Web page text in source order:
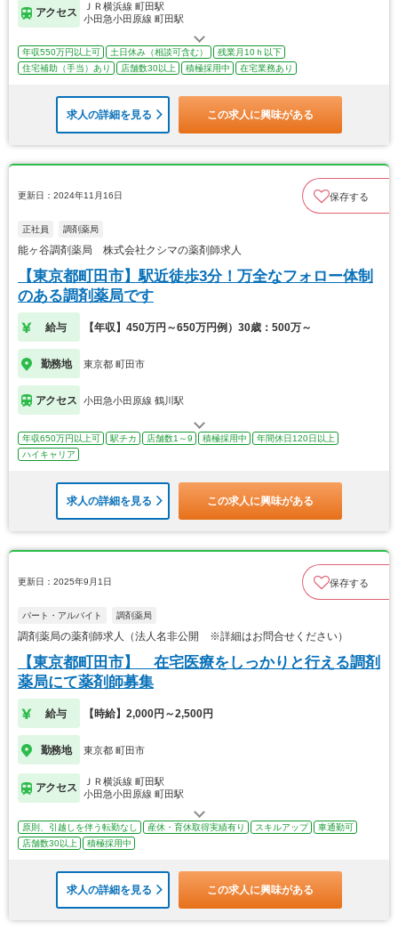
アクセス
ＪＲ横浜線 町田駅
小田急小田原線 町田駅
年収550万円以上可 土日休み（相談可含む）
残業月10ｈ以下
住宅補助（手当）あり
店舗数30以上 積極採用中 在宅業務あり
求人の詳細を見る この求人に興味がある
更新日：2024年11月16日 保存する
正社員 調剤薬局
能ヶ谷調剤薬局 株式会社クシマの薬剤師求人
【東京都町田市】駅近徒歩3分！万全なフォロー体制
のある調剤薬局です
給与 【年収】450万円～650万円例）30歳：500万～
勤務地 東京都 町田市
アクセス 小田急小田原線 鶴川駅
年収650万円以上可 駅チカ 店舗数1～9 積極採用中
年間休日120日以上
ハイキャリア
求人の詳細を見る この求人に興味がある
更新日：2025年9月1日 保存する
パート・アルバイト 調剤薬局
調剤薬局の薬剤師求人（法人名非公開 ※詳細はお問合せください）
【東京都町田市】 在宅医療をしっかりと行える調剤
薬局にて薬剤師募集
給与 【時給】2,000円～2,500円
勤務地 東京都 町田市
アクセス
ＪＲ横浜線 町田駅
小田急小田原線 町田駅
原則、引越しを伴う転勤なし 産休・育休取得実績有り スキルアップ
車通勤可
店舗数30以上
積極採用中
求人の詳細を見る この求人に興味がある